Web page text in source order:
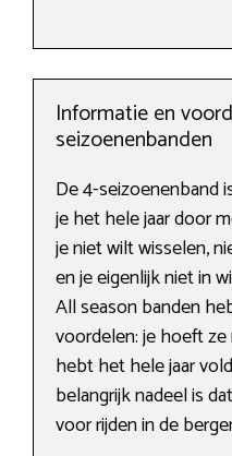
Informatie en
seizoenenbanden
De 4-seizoenenband
je het hele jaar door
je niet wilt wisselen,
en je eigenlijk niet in
All season banden
voordelen: je hoeft
hebt het hele jaar
belangrijk nadeel is
voor rijden in de